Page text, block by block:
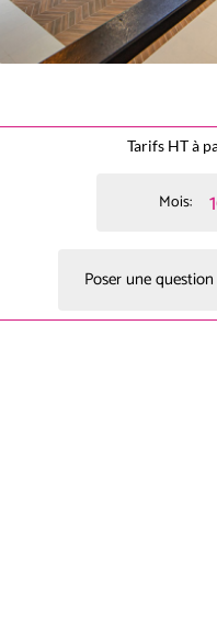
Tarifs HT à
Mois:
Poser une